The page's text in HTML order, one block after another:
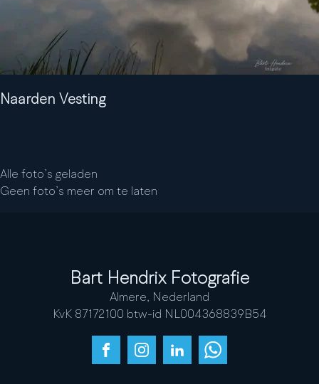
Naarden Vesting
Alle foto’s geladen
Geen foto’s meer om te laten
Bart Hendrix Fotografie
Almere, Nederland
KvK 87172100 btw-id NL004368839B54